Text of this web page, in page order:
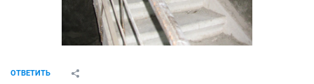
ОТВЕТИТЬ